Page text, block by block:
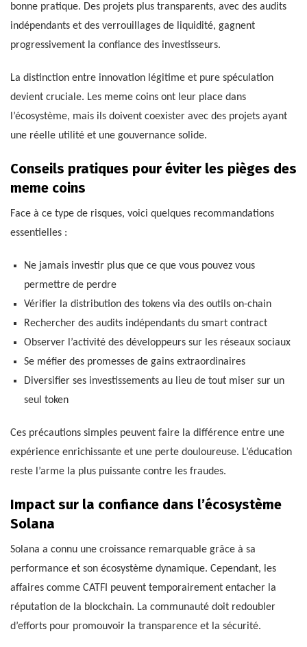
bonne pratique. Des projets plus transparents, avec des audits
indépendants et des verrouillages de liquidité, gagnent
progressivement la confiance des investisseurs.
La distinction entre innovation légitime et pure spéculation
devient cruciale. Les meme coins ont leur place dans
l’écosystème, mais ils doivent coexister avec des projets ayant
une réelle utilité et une gouvernance solide.
Conseils pratiques pour éviter les pièges des
meme coins
Face à ce type de risques, voici quelques recommandations
essentielles :
Ne jamais investir plus que ce que vous pouvez vous
permettre de perdre
Vérifier la distribution des tokens via des outils on-chain
Rechercher des audits indépendants du smart contract
Observer l’activité des développeurs sur les réseaux sociaux
Se méfier des promesses de gains extraordinaires
Diversifier ses investissements au lieu de tout miser sur un
seul token
Ces précautions simples peuvent faire la différence entre une
expérience enrichissante et une perte douloureuse. L’éducation
reste l’arme la plus puissante contre les fraudes.
Impact sur la confiance dans l’écosystème
Solana
Solana a connu une croissance remarquable grâce à sa
performance et son écosystème dynamique. Cependant, les
affaires comme CATFI peuvent temporairement entacher la
réputation de la blockchain. La communauté doit redoubler
d’efforts pour promouvoir la transparence et la sécurité.